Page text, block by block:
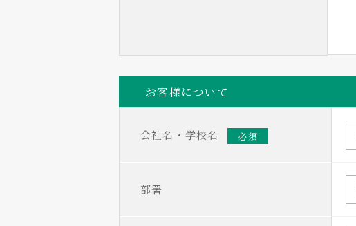
お客様について
会社名・学校名 必須
部署